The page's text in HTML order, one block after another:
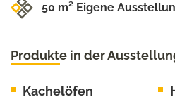
50 m² Eigene
Produkte in der
Kachelöfen